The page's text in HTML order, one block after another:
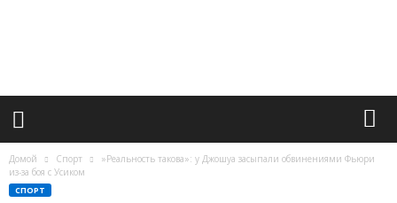
ж
Домой Спорт
»Реальность такова»: у Джошуа засыпали обвинениями Фьюри
из-за боя с Усиком
СПОРТ